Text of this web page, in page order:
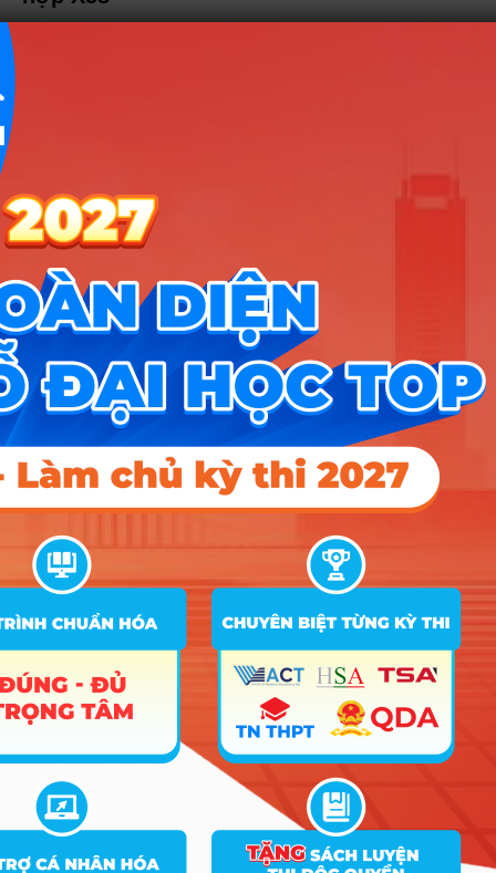
Xem chi tiết
TIN MỚI NHẤT
Tuyển sinh trung cấp công an năm 2026
Học viện Công an Nhân dân điểm chuẩn 2026: Cập nhật mới nhất
Điểm sàn các trường công an năm 2026
CÔNG CỤ TRA CỨU
➜Trắc nghiệm MBTI
➜Tra cứu tổ hợp môn
➜Quy đổi điểm thi
Điểm chuẩn Đại học